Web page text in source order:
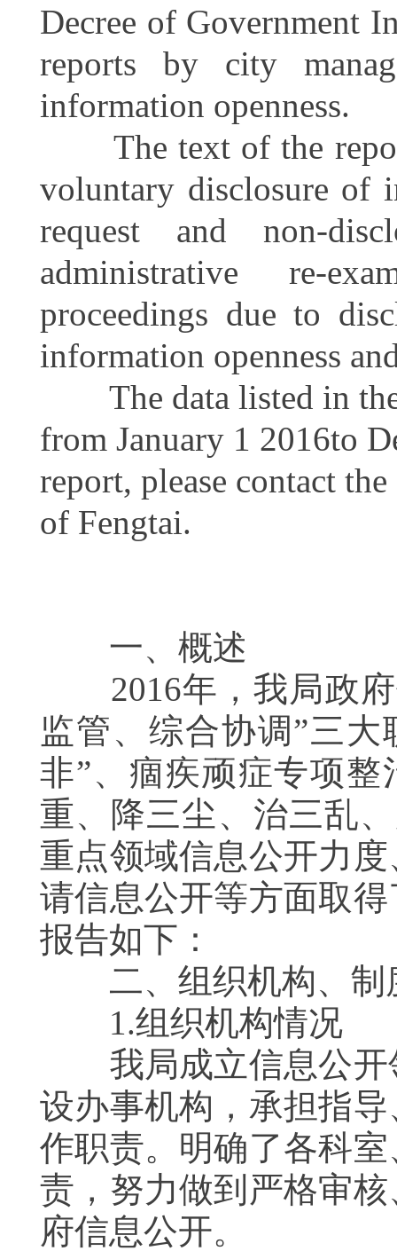
Decree of Government
reports by city
information openness.
The text of the report
voluntary disclosure of
request and non-
administrative re-
proceedings due to
information openness
The data listed in the
from January 1 2016to
report, please contact
of Fengtai.
一、概述
2016年，我局政府
监管、综合协调”三
非”、痼疾顽症专项
重、降三尘、治三乱
重点领域信息公开力
请信息公开等方面取
报告如下：
二、组织机构、制
1.组织机构情况
我局成立信息公开
设办事机构，承担指
作职责。明确了各科
责，努力做到严格审
府信息公开。